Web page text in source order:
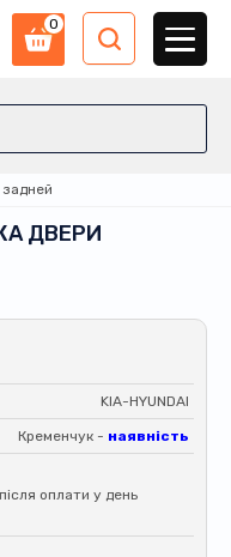
0
ДВЕРИ
KIA-HYUNDAI
Кременчук - наявність
оплати у день